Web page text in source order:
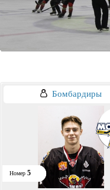
Бомбардиры
Номер 5